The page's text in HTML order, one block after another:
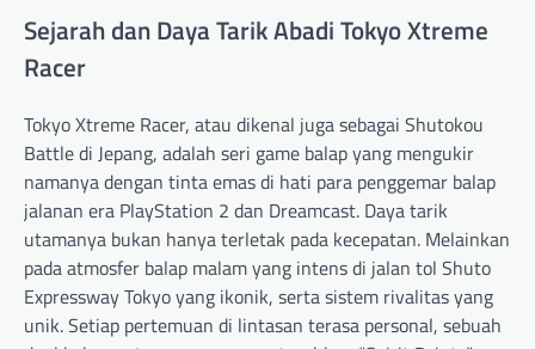
Sejarah dan Daya Tarik Abadi Tokyo Xtreme
Racer
Tokyo Xtreme Racer, atau dikenal juga sebagai Shutokou
Battle di Jepang, adalah seri game balap yang mengukir
namanya dengan tinta emas di hati para penggemar balap
jalanan era PlayStation 2 dan Dreamcast. Daya tarik
utamanya bukan hanya terletak pada kecepatan. Melainkan
pada atmosfer balap malam yang intens di jalan tol Shuto
Expressway Tokyo yang ikonik, serta sistem rivalitas yang
unik. Setiap pertemuan di lintasan terasa personal, sebuah